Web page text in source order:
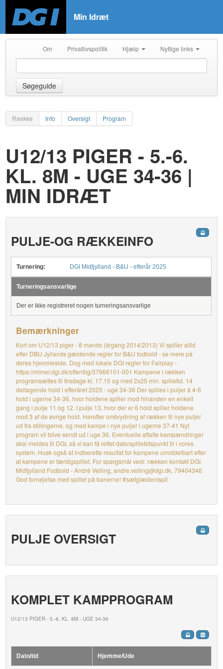
Min Idræt
Om Privatlivspolitik Hjælp Nyttige links
Søgeguide
Raekke Info Oversigt Program
U12/13 PIGER - 5.-6.
KL. 8M - UGE 34-36 |
MIN IDRÆT
PULJE-OG RÆKKEINFO
Turnering: DGI Midtjylland - B&U - efterår 2025
Turneringsansvarlige
Der er ikke registreret nogen turneringsansvarlige
Bemærkninger
Kort om U12/13 piger - 8 mands (årgang 2014/2013) Vi spiller altid
efter DBU Jyllands gældende regler for B&U fodbold - se mere på
deres hjemmeside. Dog med lokale DGI regler for Fairplay -
https://mimer.dgi.dk/offentlig/37666101-001 Kampene i rækken
programsættes til tirsdage kl. 17.15 og med 2x25 min. spilletid. 14
deltagende hold i efteråret 2025 - uge 34-36 Der spilles i puljer á 4-6
hold i ugerne 34-36, hvor holdene spiller mod hinanden en enkelt
gang i pulje 11 og 12. I pulje 13, hvor der er 6 hold spiller holdene
mod 3 af de øvrige hold. Herefter ombrydning af rækken til nye puljer
ud fra stillingerne, og med kampe i nye puljer i ugerne 37-41 Nyt
program vil blive sendt ud i uge 36. Eventuelle aftalte kampændringer
skal meldes til DGI, så vi kan få rettet dato/spilletidspunkt til i vores
system. Husk også at indberette resultat for kampene umiddelbart efter
at kampene er færdigspillet. For spørgsmål vedr. rækken kontakt DGI
Midtjylland Fodbold - André Velling, andre.velling@dgi.dk, 79404346
God fornøjelse med spillet på banerne! #sætglædenispil
PULJE OVERSIGT
KOMPLET KAMPPROGRAM
U12/13 PIGER - 5.-6. KL. 8M - UGE 34-36
Dato/tid Hjemme/Ude